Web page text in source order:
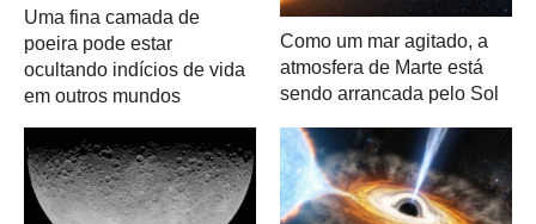
Uma fina camada de
poeira pode estar
ocultando indícios de vida
em outros mundos
Como um mar agitado, a
atmosfera de Marte está
sendo arrancada pelo Sol